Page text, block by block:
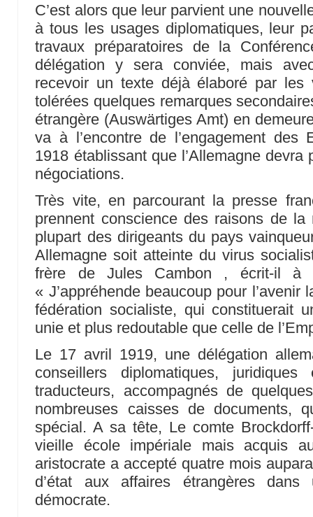
C’est alors que leur parvient une
à tous les usages diplomatiques, leur
travaux préparatoires de la
délégation y sera conviée, mais
recevoir un texte déjà élaboré par les
tolérées quelques remarques
étrangère (Auswärtiges Amt) en
va à l’encontre de l’engagement des
1918 établissant que l’Allemagne
négociations.
Très vite, en parcourant la presse
prennent conscience des raisons de
plupart des dirigeants du pays
Allemagne soit atteinte du virus
frère de Jules Cambon , écrit-il à
« J’appréhende beaucoup pour l’avenir
fédération socialiste, qui constituerait
unie et plus redoutable que celle de
Le 17 avril 1919, une délégation
conseillers diplomatiques,
traducteurs, accompagnés de
nombreuses caisses de documents,
spécial. A sa tête, Le comte
vieille école impériale mais acquis
aristocrate a accepté quatre mois
d’état aux affaires étrangères dans
démocrate.